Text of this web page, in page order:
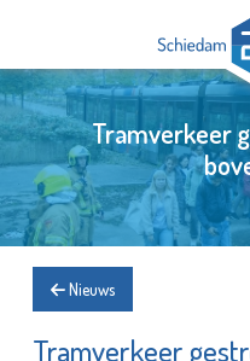
Tramverkeer
Nieuws
Tramverkeer